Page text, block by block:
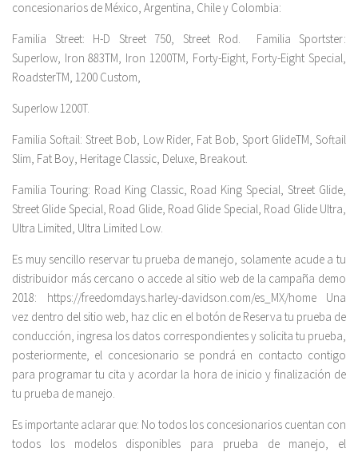
concesionarios de México, Argentina, Chile y Colombia:
Familia Street: H-D Street 750, Street Rod. Familia Sportster:
Superlow, Iron 883TM, Iron 1200TM, Forty-Eight, Forty-Eight Special,
RoadsterTM, 1200 Custom,
Superlow 1200T.
Familia Softail: Street Bob, Low Rider, Fat Bob, Sport GlideTM, Softail
Slim, Fat Boy, Heritage Classic, Deluxe, Breakout.
Familia Touring: Road King Classic, Road King Special, Street Glide,
Street Glide Special, Road Glide, Road Glide Special, Road Glide Ultra,
Ultra Limited, Ultra Limited Low.
Es muy sencillo reservar tu prueba de manejo, solamente acude a tu
distribuidor más cercano o accede al sitio web de la campaña demo
2018: https://freedomdays.harley-davidson.com/es_MX/home Una
vez dentro del sitio web, haz clic en el botón de Reserva tu prueba de
conducción, ingresa los datos correspondientes y solicita tu prueba,
posteriormente, el concesionario se pondrá en contacto contigo
para programar tu cita y acordar la hora de inicio y finalización de
tu prueba de manejo.
Es importante aclarar que: No todos los concesionarios cuentan con
todos los modelos disponibles para prueba de manejo, el